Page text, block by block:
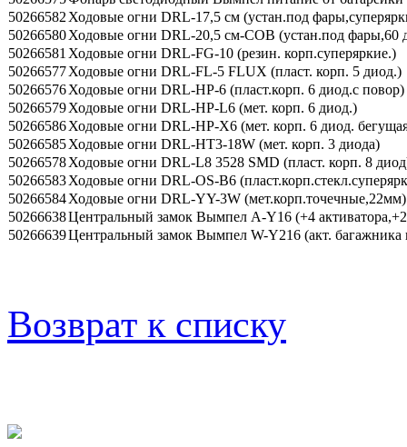
50266582 Ходовые огни DRL-17,5 см (устан.под
50266580Ходовые огни DRL-20,5 см-COB (устан.под фары,60
50266581 Ходовые огни DRL-FG-10 (резин. корп.суперяркие.)
50266577Ходовые огни DRL-FL-5 FLUX (пласт. корп. 5 диод.)
50266576Ходовые огни DRL-HP-6 (пласт.корп. 6 диод.с повор)
50266579Ходовые огни DRL-HP-L6 (мет. корп. 6 диод.)
50266586Ходовые огни DRL-HP-X6 (мет. корп. 6 диод.
50266585Ходовые огни DRL-HT3-18W (мет. корп. 3 диода)
50266578Ходовые огни DRL-L8 3528 SMD (пласт. корп. 8
50266583Ходовые огни DRL-OS-B6
50266584Ходовые огни DRL-YY-3W (мет.корп.точечные,22мм)
50266638Центральный замок Вымпел A-Y16 (+4
50266639Центральный замок Вымпел W-Y216 (акт. багажника
Возврат к списку